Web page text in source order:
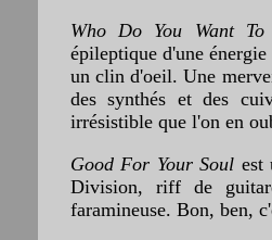
Who Do You Want To
épileptique d'une
un clin d'oeil. Une
des synthés et des
irrésistible que l'on en
Good For Your Soul est
Division, riff de
faramineuse. Bon, ben,